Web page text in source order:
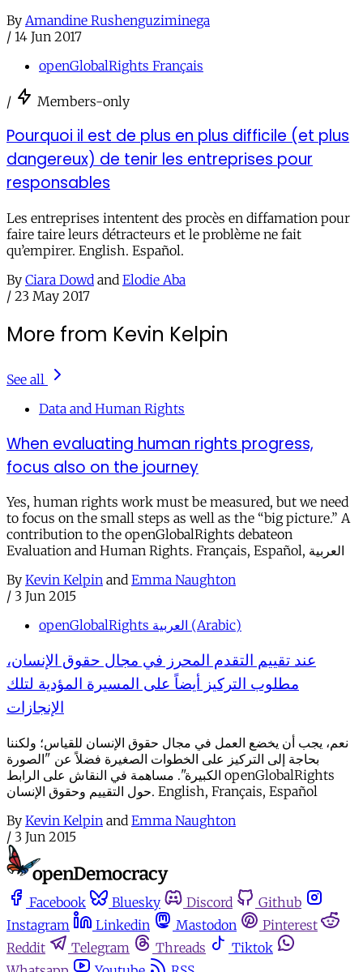
By Amandine Rushenguziminega
/ 14 Jun 2017
openGlobalRights Français
/ Members-only
Pourquoi il est de plus en plus difficile (et plus
dangereux) de tenir les entreprises pour
responsables
Les entreprises intentent des procès en diffamation pour
faire taire leurs détracteurs et le problème ne fait
qu’empirer. English. Español.
By Ciara Dowd and Elodie Aba
/ 23 May 2017
More from Kevin Kelpin
See all
Data and Human Rights
When evaluating human rights progress,
focus also on the journey
Yes, human rights work must be measured, but we need
to focus on the small steps as well as the “big picture.” A
contribution to the openGlobalRights debateon
Evaluation and Human Rights. Français, Español, العربية
By Kevin Kelpin and Emma Naughton
/ 3 Jun 2015
openGlobalRights العربية (Arabic)
عند تقييم التقدم المحرز في مجال حقوق الإنسان،
مطلوب التركيز أيضاً على المسيرة المؤدية لتلك
الإنجازات
نعم، يجب أن يخضع العمل في مجال حقوق الإنسان للقياس؛ ولكننا
بحاجة إلى التركيز على الخطوات الصغيرة فضلاً عن "الصورة
الكبيرة". مساهمة في النقاش على الرابط openGlobalRights
حول التقييم وحقوق الإنسان. English, Français, Español
By Kevin Kelpin and Emma Naughton
/ 3 Jun 2015
Facebook Bluesky Discord
Github
Instagram
Linkedin Mastodon
Pinterest
Reddit
Telegram Threads
Tiktok